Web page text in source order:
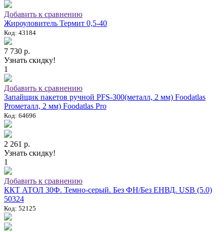
Добавить к сравнению
Жироуловитель Термит 0,5-40
Код: 43184
7 730 р.
Узнать скидку!
1
Добавить к сравнению
Запайщик пакетов ручной PFS-300(металл, 2 мм) Foodatlas
Proметалл, 2 мм) Foodatlas Pro
Код: 64696
2 261 р.
Узнать скидку!
1
Добавить к сравнению
ККТ АТОЛ 30Ф. Темно-серый. Без ФН/Без ЕНВД. USB (5.0)
50324
Код: 52125